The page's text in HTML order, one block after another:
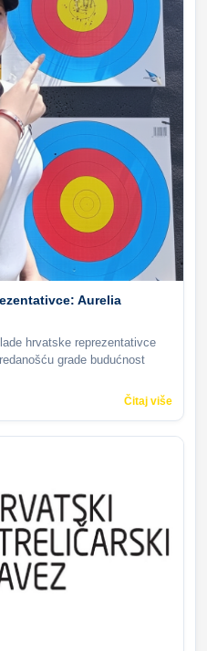
Aurelia
hrvatske reprezentativce
grade budućnost
Čitaj više